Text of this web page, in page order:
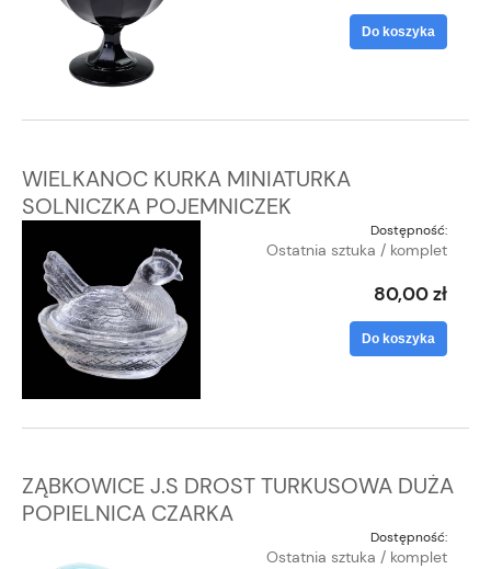
Do koszyka
WIELKANOC KURKA MINIATURKA
SOLNICZKA POJEMNICZEK
Dostępność:
Ostatnia sztuka / komplet
80,00 zł
Do koszyka
ZĄBKOWICE J.S DROST TURKUSOWA DUŻA
POPIELNICA CZARKA
Dostępność:
Ostatnia sztuka / komplet